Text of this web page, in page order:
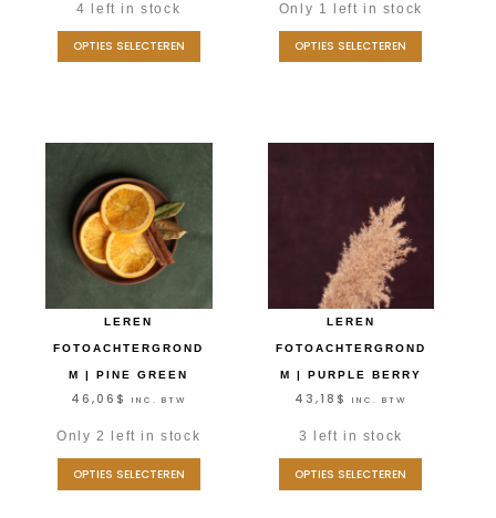
4 left in stock
OPTIES SELECTEREN
Only 1 left in stock
OPTIES SELECTEREN
LEREN
FOTOACHTERGROND
M | PINE GREEN
46,06 $ INC. BTW
Only 2 left in stock
OPTIES SELECTEREN
LEREN
FOTOACHTERGROND
M | PURPLE BERRY
43,18 $ INC. BTW
3 left in stock
OPTIES SELECTEREN